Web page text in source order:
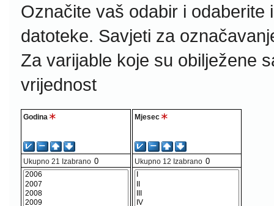
Označite vaš odabir i
datoteke. Savjeti za
Za varijable koje su obilježene
vrijednost
Godina
Ukupno 21 Izabrano
Mjesec
Ukupno 12 Izabrano